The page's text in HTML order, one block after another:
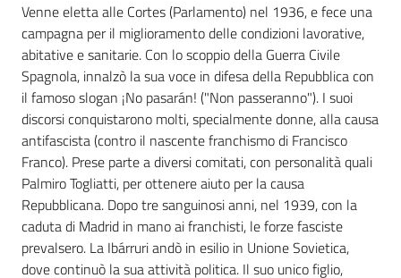
Venne eletta alle Cortes (Parlamento) nel 1936, e fece una
campagna per il miglioramento delle condizioni lavorative,
abitative e sanitarie. Con lo scoppio della Guerra Civile
Spagnola, innalzò la sua voce in difesa della Repubblica con
il famoso slogan ¡No pasarán! ("Non passeranno"). I suoi
discorsi conquistarono molti, specialmente donne, alla causa
antifascista (contro il nascente franchismo di Francisco
Franco). Prese parte a diversi comitati, con personalità quali
Palmiro Togliatti, per ottenere aiuto per la causa
Repubblicana. Dopo tre sanguinosi anni, nel 1939, con la
caduta di Madrid in mano ai franchisti, le forze fasciste
prevalsero. La Ibárruri andò in esilio in Unione Sovietica,
dove continuò la sua attività politica. Il suo unico figlio,